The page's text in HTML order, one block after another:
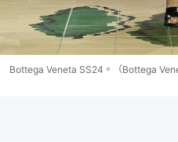
Bottega Veneta SS24。（Bottega